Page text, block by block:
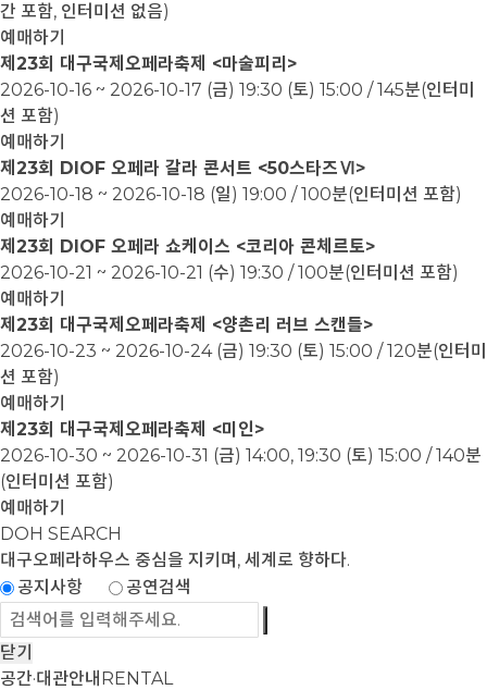
간 포함, 인터미션 없음)
예매하기
제23회 대구국제오페라축제 <마술피리>
2026-10-16 ~ 2026-10-17 (금) 19:30 (토) 15:00 / 145분(인터미
션 포함)
예매하기
제23회 DIOF 오페라 갈라 콘서트 <50스타즈Ⅵ>
2026-10-18 ~ 2026-10-18 (일) 19:00 / 100분(인터미션 포함)
예매하기
제23회 DIOF 오페라 쇼케이스 <코리아 콘체르토>
2026-10-21 ~ 2026-10-21 (수) 19:30 / 100분(인터미션 포함)
예매하기
제23회 대구국제오페라축제 <양촌리 러브 스캔들>
2026-10-23 ~ 2026-10-24 (금) 19:30 (토) 15:00 / 120분(인터미
션 포함)
예매하기
제23회 대구국제오페라축제 <미인>
2026-10-30 ~ 2026-10-31 (금) 14:00, 19:30 (토) 15:00 / 140분
(인터미션 포함)
예매하기
DOH SEARCH
대구오페라하우스 중심을 지키며, 세계로 향하다.
공지사항
공연검색
닫기
공간·대관안내 RENTAL